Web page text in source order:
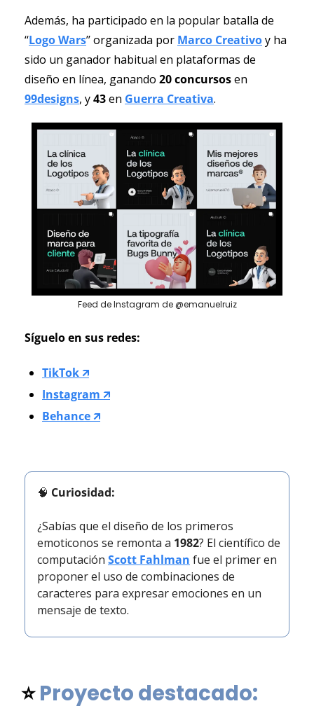
Además, ha participado en la popular batalla de
‘‘Logo Wars’’ organizada por Marco Creativo y ha
sido un ganador habitual en plataformas de
diseño en línea, ganando 20 concursos
99designs, y 43 en Guerra Creativa.
Feed de Instagram de @emanuelruiz
Síguelo en sus redes:
TikTok 🡭
Instagram 🡭
Behance 🡭
🧠 Curiosidad:
¿Sabías que el diseño de los primeros
emoticonos se remonta a 1982? El científico de
computación Scott Fahlman fue el primer en
proponer el uso de combinaciones de
caracteres para expresar emociones en un
mensaje de texto.
⭐